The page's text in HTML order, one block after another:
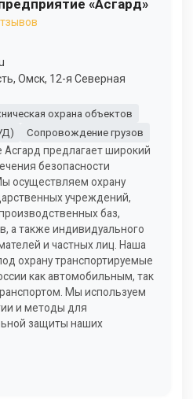
«Асгард»
Омск, 12-я Северная
охрана объектов
Сопровождение грузов
предлагает широкий
безопасности
осуществляем охрану
учреждений,
баз,
а также индивидуального
и частных лиц. Наша
охрану транспортируемые
как автомобильным, так
Мы используем
и методы для
защиты наших